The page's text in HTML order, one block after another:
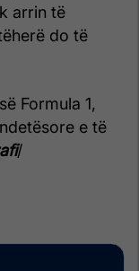
arrin të
do të
Formula 1,
e të
/